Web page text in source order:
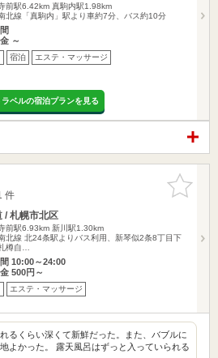
前駅6.42km 真駒内駅1.98km
北線「真駒内」駅より車約7分、バス約10分
～
宿泊 エステ・マッサージ
ベルの宿泊プランを見る
お気に入
りに追加
件
/ 札幌市北区
前駅6.93km 新川駅1.30km
北線 北24条駅よりバス利用、新琴似2条8丁目下
樽自…
10:00～24:00
500円～
エステ・マッサージ
るくらい深くて新鮮だった。また、バブルに
よかった。 露天風呂はずっと入っていられる